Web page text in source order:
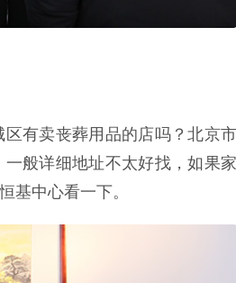
有卖丧葬用品的店吗？北京市
般详细地址不太好找，如果家
基中心看一下。